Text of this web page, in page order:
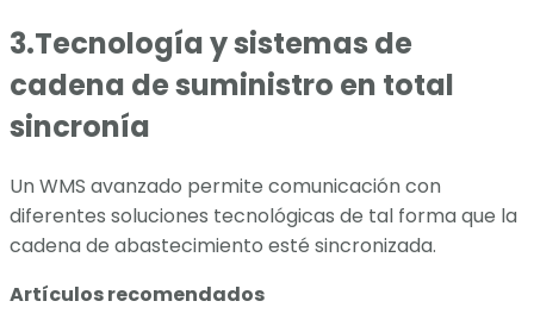
3.Tecnología y sistemas de
cadena de suministro en total
sincronía
Un WMS avanzado permite comunicación con
diferentes soluciones tecnológicas de tal forma que la
cadena de abastecimiento esté sincronizada.
Artículos recomendados